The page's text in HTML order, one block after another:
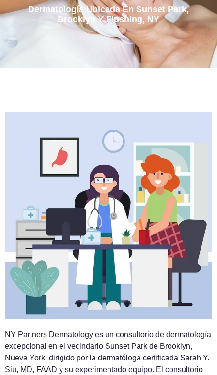
Dermatología Ubicada En Sunset Park,
Brooklyn Y Flushing, NY
NY Partners Dermatology es un consultorio de dermatología
excepcional en el vecindario Sunset Park de Brooklyn,
Nueva York, dirigido por la dermatóloga certificada Sarah Y.
Siu, MD, FAAD y su experimentado equipo. El consultorio